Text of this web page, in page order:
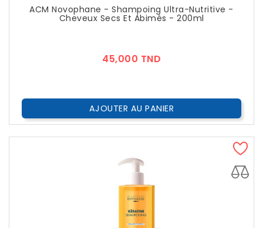
ACM Novophane - Shampoing Ultra-Nutritive -
Cheveux Secs Et Abimés - 200ml
45,000 TND
AJOUTER AU PANIER